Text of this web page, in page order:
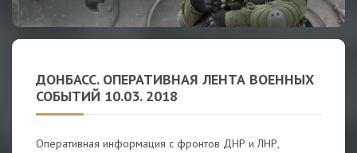
ДОНБАСС. ОПЕРАТИВНАЯ ЛЕНТА ВОЕННЫХ
СОБЫТИЙ 10.03. 2018
Оперативная информация с фронтов ДНР и ЛНР,